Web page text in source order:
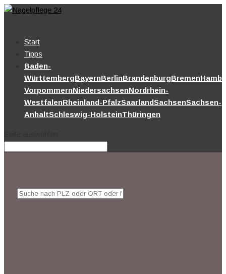
Start
Tipps
Baden-
WürttembergBayernBerlinBrandenburgBremen
VorpommernNiedersachsenNordrhein-
WestfalenRheinland-PfalzSaarlandSachsenSachsen-
AnhaltSchleswig-HolsteinThüringen